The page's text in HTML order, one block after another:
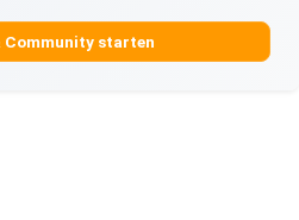
Community starten